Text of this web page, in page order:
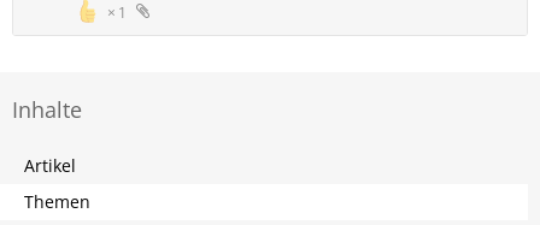
1
Inhalte
Artikel
Themen